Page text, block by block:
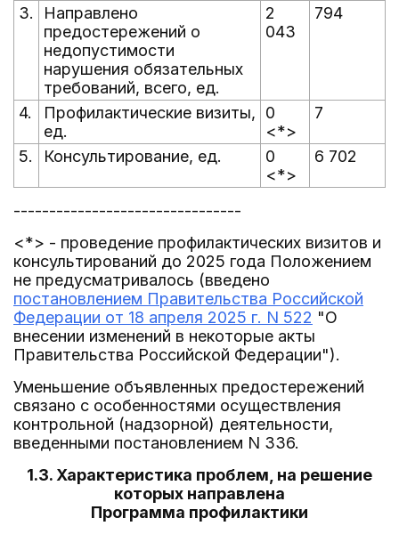
3.
Направлено
предостережений о
недопустимости
нарушения обязательных
требований, всего, ед.
2
043
794
4.
Профилактические визиты,
ед.
0
<*>
7
5. Консультирование, ед.
0
<*>
6 702
--------------------------------
<*> - проведение профилактических визитов и
консультирований до 2025 года Положением
не предусматривалось (введено
постановлением Правительства Российской
Федерации от 18 апреля 2025 г. N 522 "О
внесении изменений в некоторые акты
Правительства Российской Федерации").
Уменьшение объявленных предостережений
связано с особенностями осуществления
контрольной (надзорной) деятельности,
введенными постановлением N 336.
1.3. Характеристика проблем, на решение
которых направлена
Программа профилактики